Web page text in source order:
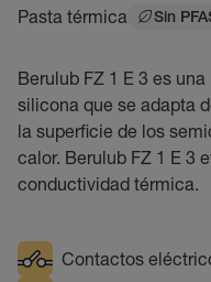
Pasta térmica Sin
Berulub FZ 1 E 3 es
silicona que se adapta
la superficie de los
calor. Berulub FZ 1 E 3
conductividad térmica.
Contactos